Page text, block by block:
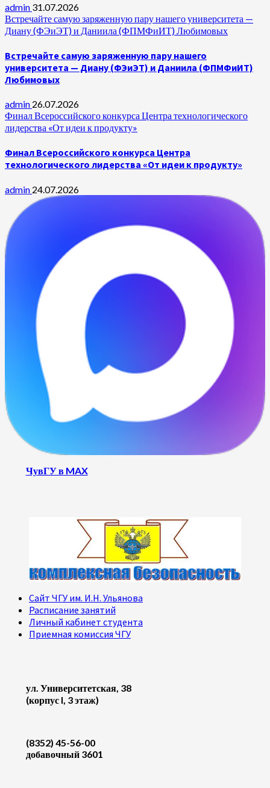
admin 31.07.2026
Встречайте самую заряженную пару нашего университета —
Диану (ФЭиЭТ) и Даниила (ФПМФиИТ) Любимовых
Встречайте самую заряженную пару нашего
университета — Диану (ФЭиЭТ) и Даниила (ФПМФиИТ)
Любимовых
admin 26.07.2026
Финал Всероссийского конкурса Центра технологического
лидерства «От идеи к продукту»
Финал Всероссийского конкурса Центра
технологического лидерства «От идеи к продукту»
admin 24.07.2026
ЧувГУ в MAX
Сайт ЧГУ им. И.Н. Ульянова
Расписание занятий
Личный кабинет студента
Приемная комиссия ЧГУ
ул. Университетская, 38
(корпус I, 3 этаж)
(8352) 45-56-00
добавочный 3601